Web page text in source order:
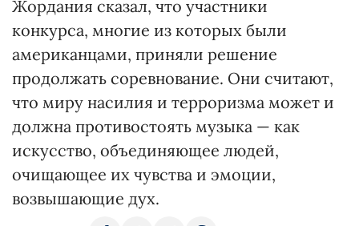
Жордания сказал, что участники
конкурса, многие из которых были
американцами, приняли решение
продолжать соревнование. Они считают,
что миру насилия и терроризма может и
должна противостоять музыка — как
искусство, объединяющее людей,
очищающее их чувства и эмоции,
возвышающие дух.